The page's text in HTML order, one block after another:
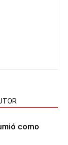
como